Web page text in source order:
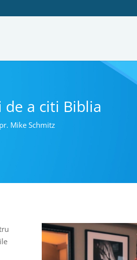
de a citi Biblia
pr. Mike Schmitz